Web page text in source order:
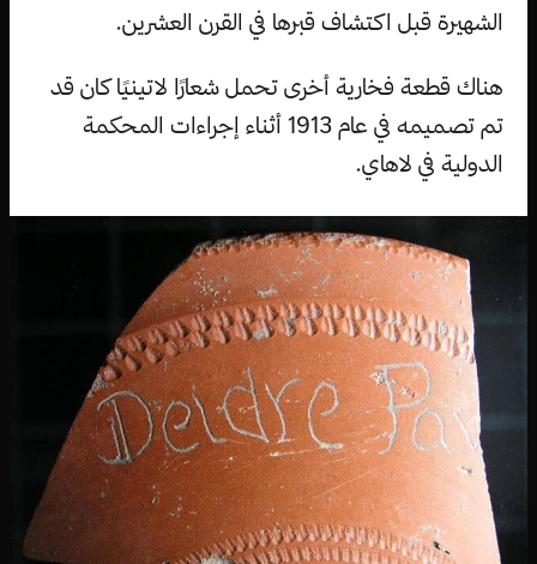
الشهيرة قبل اكتشاف قبرها في القرن العشرين.
هناك قطعة فخارية أخرى تحمل شعارًا لاتينيًا كان قد
تم تصميمه في عام 1913 أثناء إجراءات المحكمة
الدولية في لاهاي.